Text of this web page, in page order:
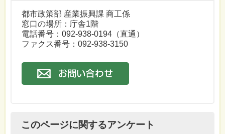
都市政策部 産業振興課 商工係
窓口の場所：庁舎1階
電話番号： 092-938-0194（直通）
ファクス番号：092-938-3150
このページに関するアンケート